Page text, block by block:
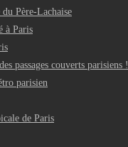
Père-Lachaise
à Paris
passages couverts parisiens !
parisien
de Paris